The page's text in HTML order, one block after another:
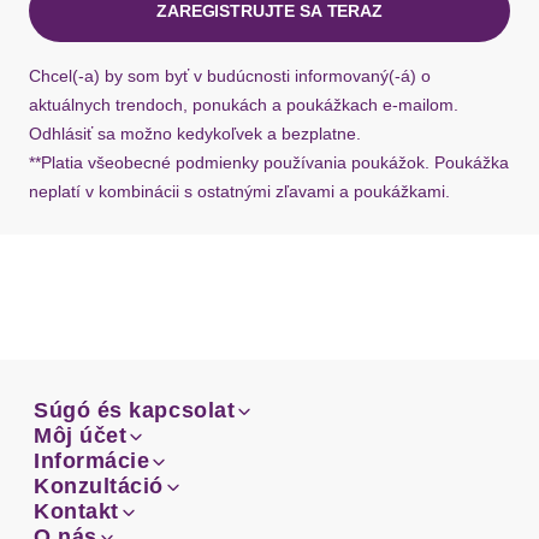
ZAREGISTRUJTE SA TERAZ
Chcel(-a) by som byť v budúcnosti informovaný(-á) o
aktuálnych trendoch, ponukách a poukážkach e-mailom.
Odhlásiť sa možno kedykoľvek a bezplatne.
**Platia všeobecné podmienky používania poukážok. Poukážka
neplatí v kombinácii s ostatnými zľavami a poukážkami.
Súgó és kapcsolat
Email
Facebook
Súgó és kapcsolat
Email
Facebook
Môj účet
Prehľad objednávok
Môj účet
Prehľad objednávok
Informácie
Doprava
Informácie
Doprava
Konzultáció
Sprievodca-veľkosťami
Konzultáció
Kontakt
Kontakt